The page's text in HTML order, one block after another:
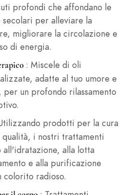
profondi che affondano le
per alleviare la
migliorare la circolazione e
di energia.
: Miscele di oli
adatte al tuo umore e
per un profondo rilassamento
prodotti per la cura
i nostri trattamenti
alla lotta
e alla purificazione
colorito radioso.